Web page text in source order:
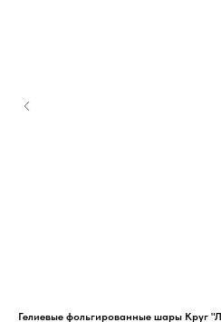
Гелиевые фольгированные шары Круг